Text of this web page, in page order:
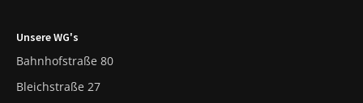
Unsere WG's
Bahnhofstraße 80
Bleichstraße 27